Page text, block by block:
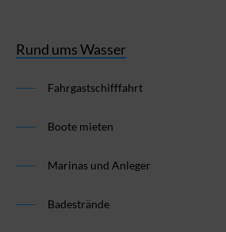
Rund ums Wasser
Fahrgastschifffahrt
Boote mieten
Marinas und Anleger
Badestrände